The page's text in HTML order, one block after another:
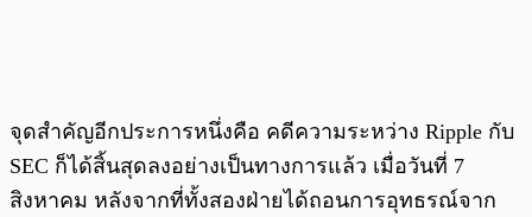
จุดสำคัญอีกประการหนึ่งคือ คดีความระหว่าง Ripple กับ
SEC ก็ได้สิ้นสุดลงอย่างเป็นทางการแล้ว เมื่อวันที่ 7
สิงหาคม หลังจากที่ทั้งสองฝ่ายได้ถอนการอุทธรณ์จาก